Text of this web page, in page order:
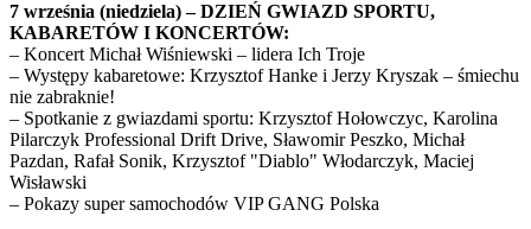
7 września (niedziela) – DZIEŃ GWIAZD SPORTU,
KABARETÓW I KONCERTÓW:
– Koncert Michał Wiśniewski – lidera Ich Troje
– Występy kabaretowe: Krzysztof Hanke i Jerzy Kryszak – śmiechu
nie zabraknie!
– Spotkanie z gwiazdami sportu: Krzysztof Hołowczyc, Karolina
Pilarczyk Professional Drift Drive, Sławomir Peszko, Michał
Pazdan, Rafał Sonik, Krzysztof "Diablo" Włodarczyk, Maciej
Wisławski
– Pokazy super samochodów VIP GANG Polska